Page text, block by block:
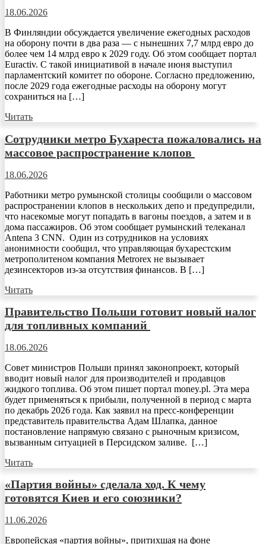
18.06.2026
В Финляндии обсуждается увеличение ежегодных расходов
на оборону почти в два раза — с нынешних 7,7 млрд евро до
более чем 14 млрд евро к 2029 году. Об этом сообщает портал
Euractiv. С такой инициативой в начале июня выступил
парламентский комитет по обороне. Согласно предложению,
после 2029 года ежегодные расходы на оборону могут
сохраниться на […]
Читать
Сотрудники метро Бухареста пожаловались на
массовое распространение клопов
18.06.2026
Работники метро румынской столицы сообщили о массовом
распространении клопов в нескольких депо и предупредили,
что насекомые могут попадать в вагоны поездов, а затем и в
дома пассажиров. Об этом сообщает румынский телеканал
Antena 3 CNN. Один из сотрудников на условиях
анонимности сообщил, что управляющая бухарестским
метрополитеном компания Metrorex не вызывает
дезинсекторов из-за отсутствия финансов. В […]
Читать
Правительство Польши готовит новый налог
для топливных компаний
18.06.2026
Совет министров Польши принял законопроект, который
вводит новый налог для производителей и продавцов
жидкого топлива. Об этом пишет портал money.pl. Эта мера
будет применяться к прибыли, полученной в период с марта
по декабрь 2026 года. Как заявил на пресс-конференции
представитель правительства Адам Шлапка, данное
постановление напрямую связано с рыночным кризисом,
вызванным ситуацией в Персидском заливе. […]
Читать
«Партия войны» сделала ход. К чему
готовятся Киев и его союзники?
11.06.2026
Европейская «партия войны», притихшая на фоне